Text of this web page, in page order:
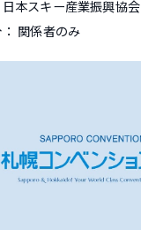
本スキー産業振興協会
関係者のみ